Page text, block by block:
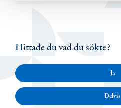
Hittade du vad du sökte?
Ja
Delvis